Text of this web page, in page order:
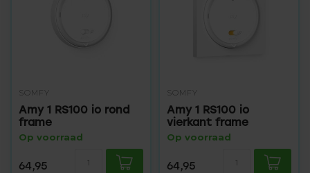
SOMFY
Amy 1 RS100 io rond
frame
Op voorraad
64,95
SOMFY
Amy 1 RS100 io
vierkant frame
Op voorraad
64,95